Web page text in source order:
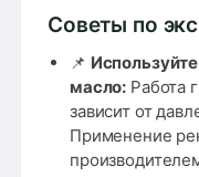
Советы по
📌
масло: Работа
зависит от
Применение